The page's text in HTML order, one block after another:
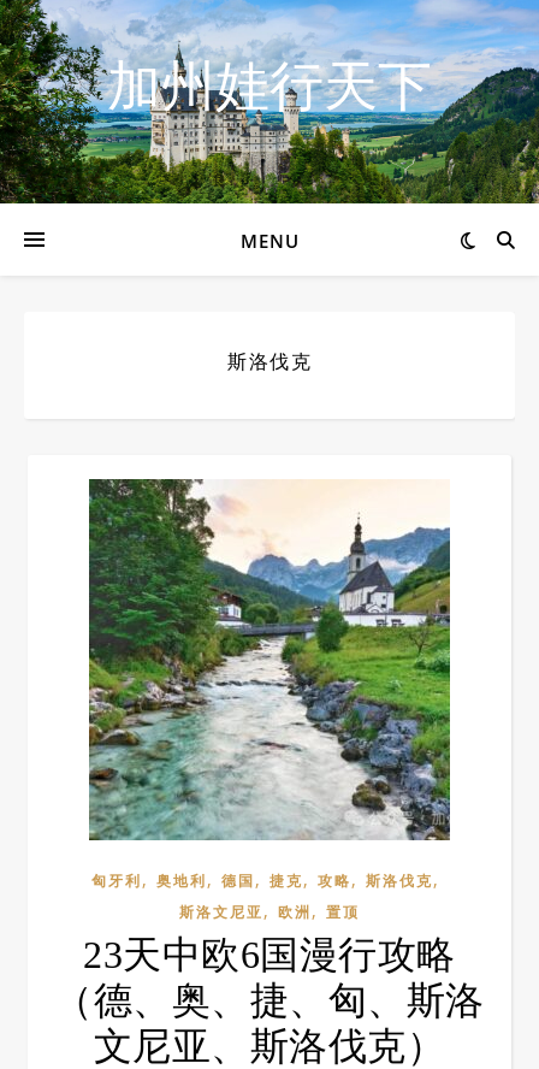
加州娃行天下
MENU
斯洛伐克
匈牙利, 奥地利, 德国, 捷克, 攻略, 斯洛伐克,
斯洛文尼亚, 欧洲, 置顶
23天中欧6国漫行攻略
（德、奥、捷、匈、斯洛
文尼亚、斯洛伐克）